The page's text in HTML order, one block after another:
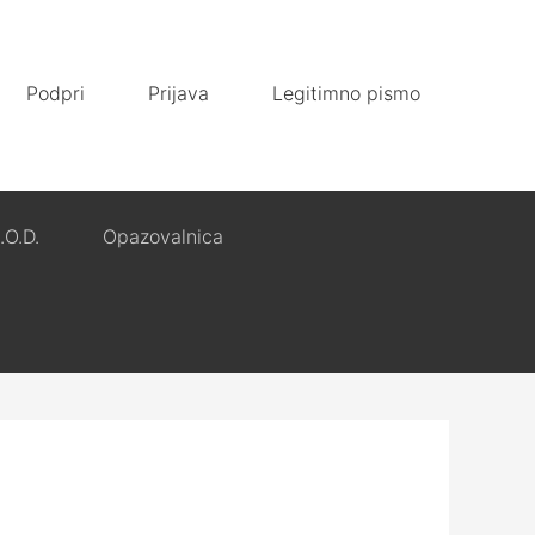
Podpri Prijava Legitimno pismo
Opazovalnica